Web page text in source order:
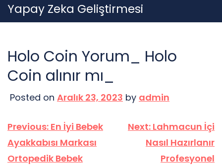
Skip
to
Yapay Zeka Geliştirmesi
Holo Coin Yorum_ Holo
Coin alınır mı_
Posted on Aralık 23, 2023 by admin
Yazı
gezinmesi
Previous: En İyi Bebek
Ayakkabısı Markası
Ortopedik Bebek
Next: Lahmacun İçi
Nasıl Hazırlanır
Profesyonel